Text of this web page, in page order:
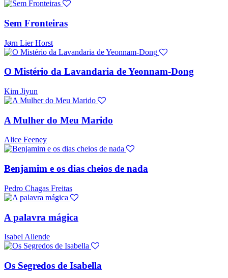
Sem Fronteiras
Jørn Lier Horst
O Mistério da Lavandaria de Yeonnam-Dong
Kim Jiyun
A Mulher do Meu Marido
Alice Feeney
Benjamim e os dias cheios de nada
Pedro Chagas Freitas
A palavra mágica
Isabel Allende
Os Segredos de Isabella